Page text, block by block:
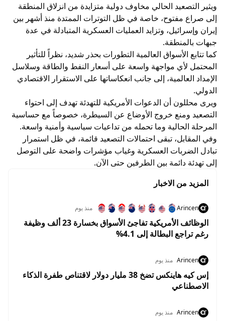
ويثير التصعيد الحالي مخاوف دولية متزايدة من انزلاق المنطقة
إلى صراع مفتوح، خاصة في ظل التوترات الممتدة منذ أشهر بين
إيران وإسرائيل، وتزايد العمليات العسكرية المتبادلة في عدة
جبهات بالمنطقة.
كما تتابع الأسواق العالمية التطورات بحذر شديد، نظراً للتأثير
المحتمل لأي مواجهة واسعة على أسعار النفط والطاقة وسلاسل
الإمداد العالمية، إلى جانب انعكاساتها على الاستقرار الاقتصادي
الدولي.
ويرى محللون أن الدعوات الأمريكية للتهدئة تهدف إلى احتواء
التصعيد ومنع خروج الأوضاع عن السيطرة، خصوصاً مع حساسية
المرحلة الحالية وما تحمله من تداعيات سياسية وأمنية واسعة.
وفي المقابل، تبقى احتمالات التصعيد قائمة، في ظل استمرار
تبادل الضربات العسكرية وغياب مؤشرات واضحة على التوصل
إلى تهدئة دائمة بين الطرفين حتى الآن.
المزيد من الاخبار
Arincen منذ يوم
الوظائف الأمريكية تفاجئ الأسواق بخسارة 23 ألف وظيفة
رغم تراجع البطالة إلى 4.1%
Arincen منذ يوم
إس كيه هاينكس تضخ 38 مليار دولار لاقتناص طفرة الذكاء
الاصطناعي
Arincen منذ يوم